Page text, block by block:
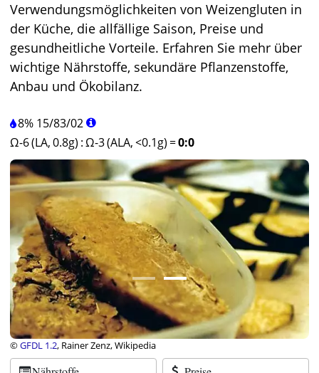
Verwendungsmöglichkeiten von Weizengluten in
der Küche, die allfällige Saison, Preise und
gesundheitliche Vorteile. Erfahren Sie mehr über
wichtige Nährstoffe, sekundäre Pflanzenstoffe,
Anbau und Ökobilanz.
8% 15/83/02
Ω-6 (LA, 0.8g) :Ω-3 (ALA, <0.1g) =0:0
©GFDL 1.2, Rainer Zenz, Wikipedia